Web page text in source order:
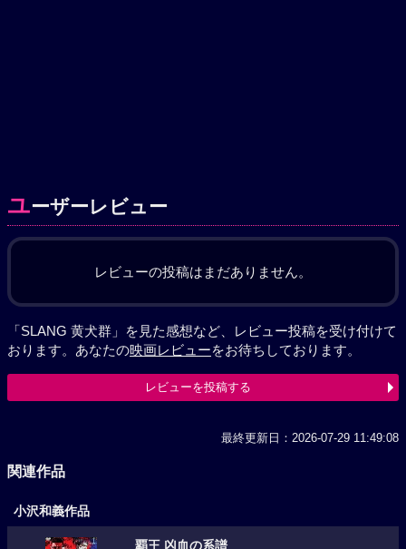
ユーザーレビュー
レビューの投稿はまだありません。
「SLANG 黄犬群」を見た感想など、レビュー投稿を受け付けて
おります。あなたの映画レビューをお待ちしております。
レビューを投稿する
最終更新日：2026-07-29 11:49:08
関連作品
小沢和義作品
覇王 凶血の系譜